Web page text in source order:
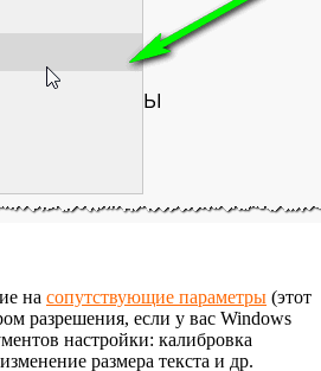
на сопутствующие параметры (этот
разрешения, если у вас Windows
настройки: калибровка
размера текста и др.